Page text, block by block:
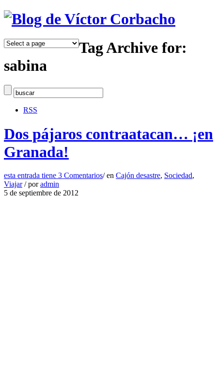
Tag Archive for:
sabina
RSS
Dos pájaros contraatacan… ¡en
Granada!
esta entrada tiene 3 Comentarios/ en Cajón desastre, Sociedad,
Viajar / poradmin
5 de septiembre de 2012